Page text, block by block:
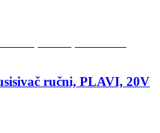
ručni, PLAVI, 20V